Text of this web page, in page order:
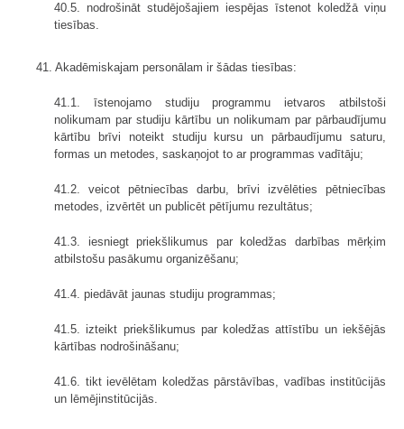
40.5. nodrošināt studējošajiem iespējas īstenot koledžā viņu
tiesības.
41. Akadēmiskajam personālam ir šādas tiesības:
41.1. īstenojamo studiju programmu ietvaros atbilstoši
nolikumam par studiju kārtību un nolikumam par pārbaudījumu
kārtību brīvi noteikt studiju kursu un pārbaudījumu saturu,
formas un metodes, saskaņojot to ar programmas vadītāju;
41.2. veicot pētniecības darbu, brīvi izvēlēties pētniecības
metodes, izvērtēt un publicēt pētījumu rezultātus;
41.3. iesniegt priekšlikumus par koledžas darbības mērķim
atbilstošu pasākumu organizēšanu;
41.4. piedāvāt jaunas studiju programmas;
41.5. izteikt priekšlikumus par koledžas attīstību un iekšējās
kārtības nodrošināšanu;
41.6. tikt ievēlētam koledžas pārstāvības, vadības institūcijās
un lēmēj­institūcijās.